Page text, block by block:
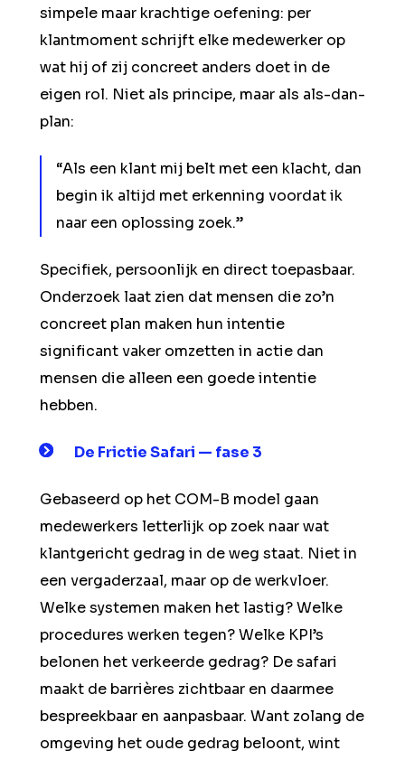
simpele maar krachtige oefening: per
klantmoment schrijft elke medewerker op
wat hij of zij concreet anders doet in de
eigen rol. Niet als principe, maar als als-dan-
plan:
“Als een klant mij belt met een klacht, dan
begin ik altijd met erkenning voordat ik
naar een oplossing zoek.”
Specifiek, persoonlijk en direct toepasbaar.
Onderzoek laat zien dat mensen die zo’n
concreet plan maken hun intentie
significant vaker omzetten in actie dan
mensen die alleen een goede intentie
hebben.
De Frictie Safari — fase 3
Gebaseerd op het COM-B model gaan
medewerkers letterlijk op zoek naar wat
klantgericht gedrag in de weg staat. Niet in
een vergaderzaal, maar op de werkvloer.
Welke systemen maken het lastig? Welke
procedures werken tegen? Welke KPI’s
belonen het verkeerde gedrag? De safari
maakt de barrières zichtbaar en daarmee
bespreekbaar en aanpasbaar. Want zolang de
omgeving het oude gedrag beloont, wint